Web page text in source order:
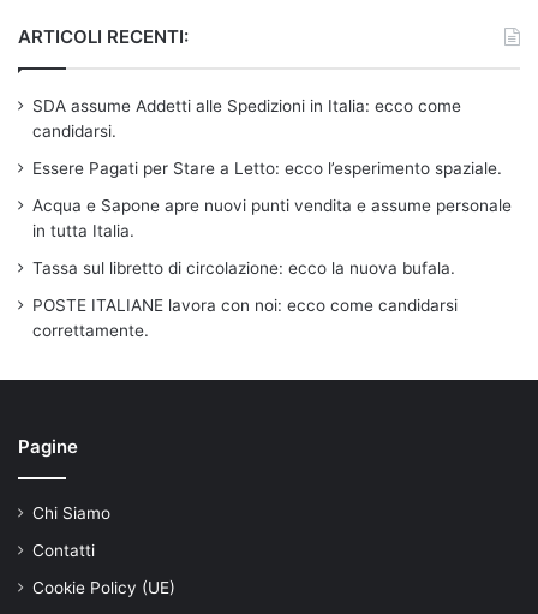
ARTICOLI RECENTI:
SDA assume Addetti alle Spedizioni in Italia: ecco come
candidarsi.
Essere Pagati per Stare a Letto: ecco l’esperimento spaziale.
Acqua e Sapone apre nuovi punti vendita e assume personale
in tutta Italia.
Tassa sul libretto di circolazione: ecco la nuova bufala.
POSTE ITALIANE lavora con noi: ecco come candidarsi
correttamente.
Pagine
Chi Siamo
Contatti
Cookie Policy (UE)